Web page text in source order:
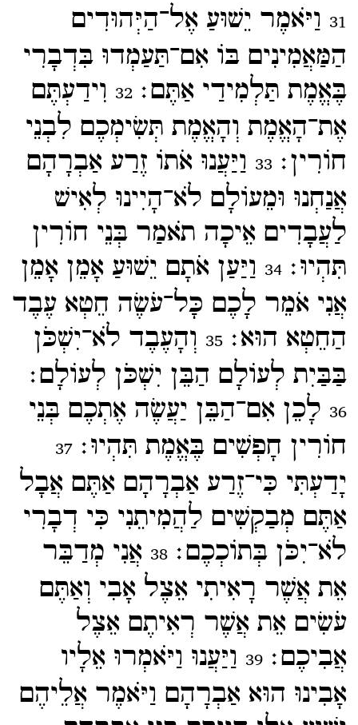
31 וַיֹּאמֶר יֵשׁוּעַ אֶל־​הַיְּהוּדִים
הַמַּאֲמִינִים בּוֹ אִם־​תַּעַמְדוּ בִּדְבָרִי
בֶּאֱמֶת תַּלְמִידַי אַתֶּם׃32 וִידַעְתֶּם
אֶת־​הָאֱמֶת וְהָאֱמֶת תְּשִׂימְכֶם לִבְנֵי
חוֹרִין׃33 וַיַּעֲנוּ אֹתוֹ זֶרַע אַבְרָהָם
אֲנַחְנוּ וּמֵעוֹלָם לֹא־​הָיִינוּ לְאִישׁ
לַעֲבָדִים אֵיכָה תֹאמַר בְּנֵי חוֹרִין
תִּהְיוּ׃34 וַיַּעַן אֹתָם יֵשׁוּעַ אָמֵן אָמֵן
אֲנִי אֹמֵר לָכֶם כָּל־​עֹשֶׂה חֵטְא עֶבֶד
הַחֵטְא הוּא׃35 וְהָעֶבֶד לֹא־​יִשְׁכֹּן
בַּבַּיִת לְעוֹלָם הַבֵּן יִשְׁכֹּן לְעוֹלָם׃
36 לָכֵן אִם־​הַבֵּן יַעֲשֶׂה אֶתְכֶם בְּנֵי
חוֹרִין חָפְשִׁים בֶּאֱמֶת תִּהְיוּ׃37
יָדַעְתִּי כִּי־​זֶרַע אַבְרָהָם אַתֶּם אֲבָל
אַתֶּם מְבַקְשִׁים לַהֲמִיתֵנִי כִּי דְבָרִי
לֹא־​יִכֹּן בְּתוֹכְכֶם׃38 אֲנִי מְדַבֵּר
אֵת אֲשֶׁר רָאִיתִי אֵצֶל אָבִי וְאַתֶּם
עֹשִׂים אֵת אֲשֶׁר רְאִיתֶם אֵצֶל
אֲבִיכֶם׃39 וַיַּעֲנוּ וַיֹּאמְרוּ אֵלָיו
אָבִינוּ הוּא אַבְרָהָם וַיֹּאמֶר אֲלֵיהֶם